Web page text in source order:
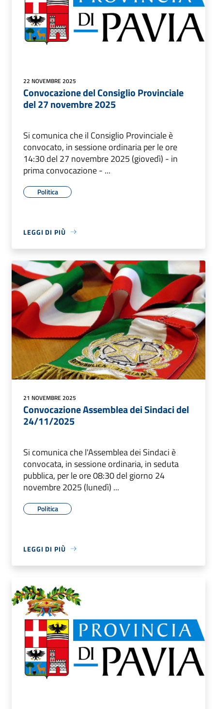
22 NOVEMBRE 2025
Convocazione del Consiglio Provinciale
del 27 novembre 2025
Si comunica che il Consiglio Provinciale è
convocato, in sessione ordinaria per le ore
14:30 del 27 novembre 2025 (giovedì) - in
prima convocazione - ...
Politica
LEGGI DI PIÙ
21 NOVEMBRE 2025
Convocazione Assemblea dei Sindaci del
24/11/2025
Si comunica che l'Assemblea dei Sindaci è
convocata, in sessione ordinaria, in seduta
pubblica, per le ore 08:30 del giorno 24
novembre 2025 (lunedì) ...
Politica
LEGGI DI PIÙ